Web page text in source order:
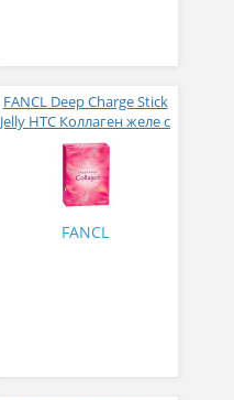
FANCL Deep Charge Stick
Jelly HTC Коллаген желе с
экстрактом бутонов роз
и изокверцетином со
вкусом яблока № 10
FANCL